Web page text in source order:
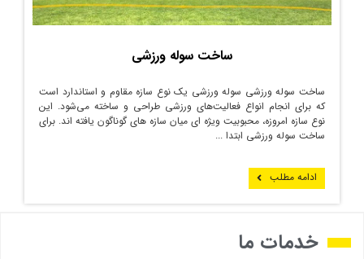
ساخت سوله ورزشی
ساخت سوله ورزشی سوله ورزشی یک نوع سازه مقاوم و استاندارد است
که برای انجام انواع فعالیت‌های ورزشی طراحی و ساخته می‌شود. این
نوع سازه امروزه، محبوبیت ویژه ای میان سازه های گوناگون یافته اند. برای
ساخت سوله ورزشی ابتدا ...
ادامه مطلب
خدمات ما